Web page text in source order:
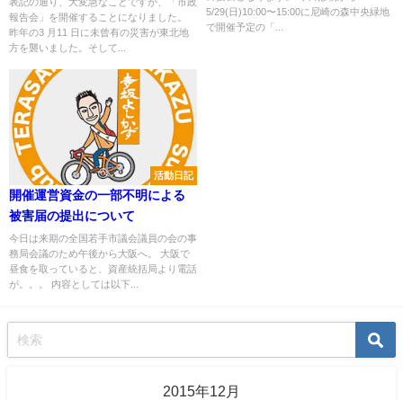
報告会」を開催することになりました。
昨年の3 月11 日に未曾有の災害が東北地
方を襲いました。そして...
5/29(日)10:00〜15:00に尼崎の森中央緑地
で開催予定の「...
活動日記
開催運営資金の一部不明による
被害届の提出について
今日は来期の全国若手市議会議員の会の事
務局会議のため午後から大阪へ。 大阪で
昼食を取っていると、資産統括局より電話
が。。。 内容としては以下...
2015年12月